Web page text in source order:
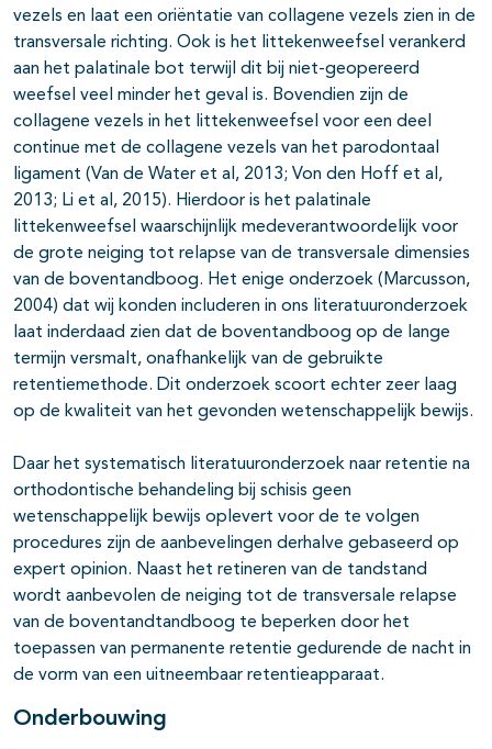
vezels en laat een oriëntatie van collagene vezels zien in de
transversale richting. Ook is het littekenweefsel verankerd
aan het palatinale bot terwijl dit bij niet-geopereerd
weefsel veel minder het geval is. Bovendien zijn de
collagene vezels in het littekenweefsel voor een deel
continue met de collagene vezels van het parodontaal
ligament (Van de Water et al, 2013; Von den Hoff et al,
2013; Li et al, 2015). Hierdoor is het palatinale
littekenweefsel waarschijnlijk medeverantwoordelijk voor
de grote neiging tot relapse van de transversale dimensies
van de boventandboog. Het enige onderzoek (Marcusson,
2004) dat wij konden includeren in ons literatuuronderzoek
laat inderdaad zien dat de boventandboog op de lange
termijn versmalt, onafhankelijk van de gebruikte
retentiemethode. Dit onderzoek scoort echter zeer laag
op de kwaliteit van het gevonden wetenschappelijk bewijs.
Daar het systematisch literatuuronderzoek naar retentie na
orthodontische behandeling bij schisis geen
wetenschappelijk bewijs oplevert voor de te volgen
procedures zijn de aanbevelingen derhalve gebaseerd op
expert opinion. Naast het retineren van de tandstand
wordt aanbevolen de neiging tot de transversale relapse
van de boventandtandboog te beperken door het
toepassen van permanente retentie gedurende de nacht in
de vorm van een uitneembaar retentieapparaat.
Onderbouwing